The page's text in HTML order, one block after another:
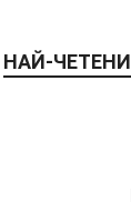
НАЙ-ЧЕТЕНИ